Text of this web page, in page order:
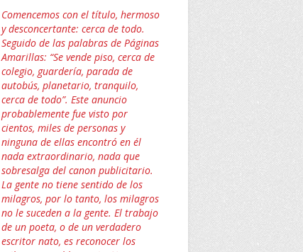
Comencemos con el título, hermoso
y desconcertante: cerca de todo.
Seguido de las palabras de Páginas
Amarillas: “Se vende piso, cerca de
colegio, guardería, parada de
autobús, planetario, tranquilo,
cerca de todo”. Este anuncio
probablemente fue visto por
cientos, miles de personas y
ninguna de ellas encontró en él
nada extraordinario, nada que
sobresalga del canon publicitario.
La gente no tiene sentido de los
milagros, por lo tanto, los milagros
no le suceden a la gente. El trabajo
de un poeta, o de un verdadero
escritor nato, es reconocer los